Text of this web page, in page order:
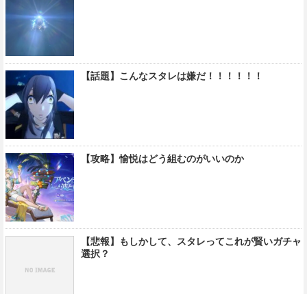
【話題】こんなスタレは嫌だ！！！！！！
【攻略】愉悦はどう組むのがいいのか
【悲報】もしかして、スタレってこれが賢いガチャ
選択？